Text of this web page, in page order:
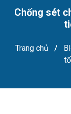
Chống sét
Trang chủ /